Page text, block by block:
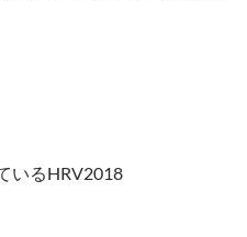
いるHRV2018